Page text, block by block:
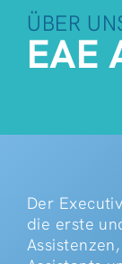
ÜBER
EAE
Der
die erste